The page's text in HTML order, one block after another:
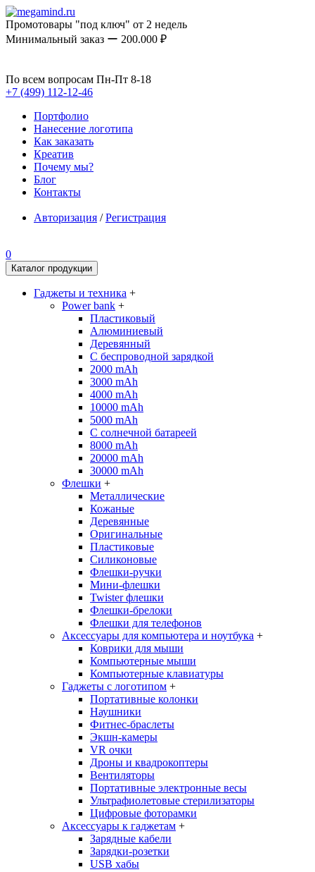
Промотовары "под ключ" от 2 недель
Минимальный заказ ー 200.000 ₽
По всем вопросам Пн-Пт 8-18
+7 (499) 112-12-46
Портфолио
Нанесение логотипа
Как заказать
Креатив
Почему мы?
Блог
Контакты
Авторизация /Регистрация
0
Каталог продукции
Гаджеты и техника +
Power bank +
Пластиковый
Алюминиевый
Деревянный
С беспроводной зарядкой
2000 mAh
3000 mAh
4000 mAh
10000 mAh
5000 mAh
С солнечной батареей
8000 mAh
20000 mAh
30000 mAh
Флешки +
Металлические
Кожаные
Деревянные
Оригинальные
Пластиковые
Силиконовые
Флешки-ручки
Мини-флешки
Twister флешки
Флешки-брелоки
Флешки для телефонов
Аксессуары для компьютера и ноутбука +
Коврики для мыши
Компьютерные мыши
Компьютерные клавиатуры
Гаджеты с логотипом +
Портативные колонки
Наушники
Фитнес-браслеты
Экшн-камеры
VR очки
Дроны и квадрокоптеры
Вентиляторы
Портативные электронные весы
Ультрафиолетовые стерилизаторы
Цифровые фоторамки
Аксессуары к гаджетам +
Зарядные кабели
Зарядки-розетки
USB хабы